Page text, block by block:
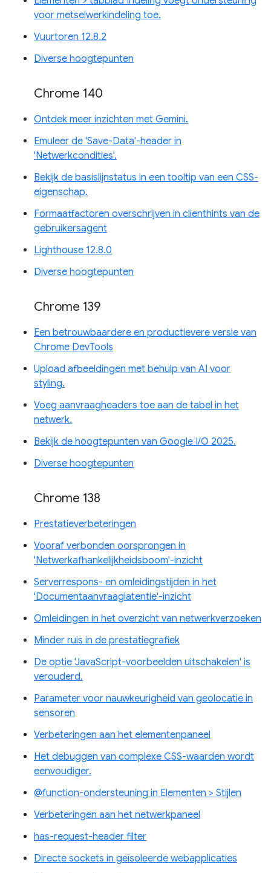
voor metselwerkindeling toe.
Vuurtoren 12.8.2
Diverse hoogtepunten
Chrome 140
Ontdek meer inzichten met Gemini.
Emuleer de 'Save-Data'-header in
'Netwerkcondities'.
Bekijk de basislijnstatus in een tooltip van een CSS-
eigenschap.
Formaatfactoren overschrijven in clienthints van de
gebruikersagent
Lighthouse 12.8.0
Diverse hoogtepunten
Chrome 139
Een betrouwbaardere en productievere versie van
Chrome DevTools
Upload afbeeldingen met behulp van AI voor
styling.
Voeg aanvraagheaders toe aan de tabel in het
netwerk.
Bekijk de hoogtepunten van Google I/O 2025.
Diverse hoogtepunten
Chrome 138
Prestatieverbeteringen
Vooraf verbonden oorsprongen in
'Netwerkafhankelijkheidsboom'-inzicht
Serverrespons- en omleidingstijden in het
'Documentaanvraaglatentie'-inzicht
Omleidingen in het overzicht van netwerkverzoeken
Minder ruis in de prestatiegrafiek
De optie 'JavaScript-voorbeelden uitschakelen' is
verouderd.
Parameter voor nauwkeurigheid van geolocatie in
sensoren
Verbeteringen aan het elementenpaneel
Het debuggen van complexe CSS-waarden wordt
eenvoudiger.
@function-ondersteuning in Elementen > Stijlen
Verbeteringen aan het netwerkpaneel
has-request-header filter
Directe sockets in geïsoleerde webapplicaties